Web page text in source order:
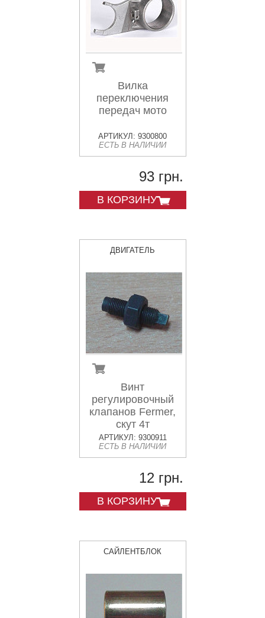
Вилка
переключения
передач мото
АРТИКУЛ: 9300800
ЕСТЬ В НАЛИЧИИ
93 грн.
В КОРЗИНУ
ДВИГАТЕЛЬ
Винт
регулировочный
клапанов Fermer,
скут 4т
АРТИКУЛ: 9300911
ЕСТЬ В НАЛИЧИИ
12 грн.
В КОРЗИНУ
САЙЛЕНТБЛОК